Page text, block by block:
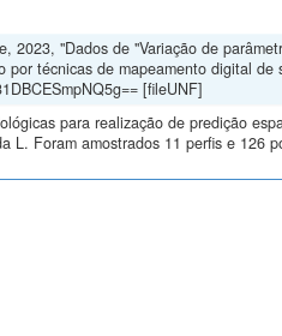
2023, "Dados de "Variação de
técnicas de mapeamento digital de
[fileUNF]
para realização de predição
L. Foram amostrados 11 perfis e 126